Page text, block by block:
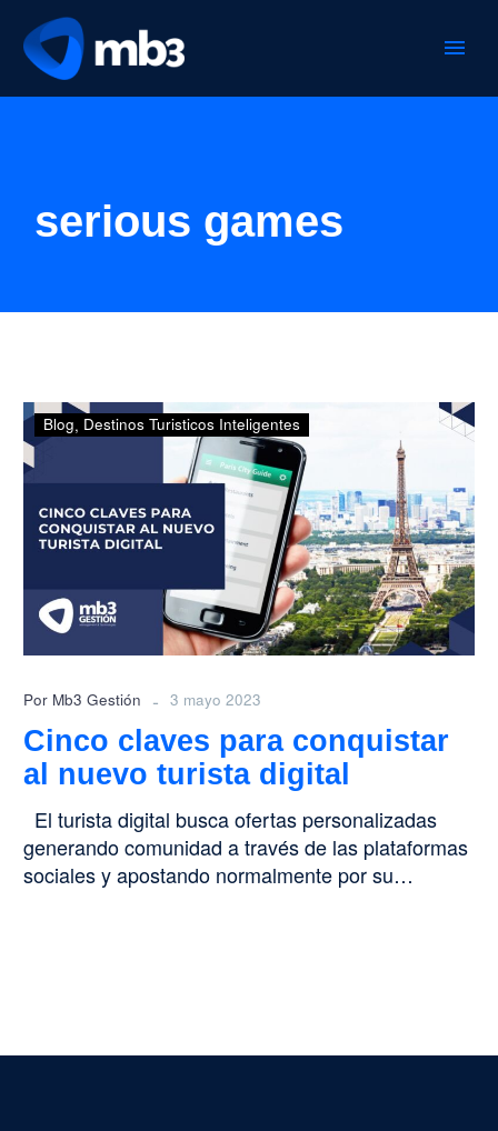
serious games
Cinco
claves
para
conquistar
al
nuevo
turista
digital
Blog Destinos Turisticos Inteligentes
Por Mb3 Gestión - 3 mayo 2023
Cinco claves para conquistar
al nuevo turista digital
El turista digital busca ofertas personalizadas
generando comunidad a través de las plataformas
sociales y apostando normalmente por su…